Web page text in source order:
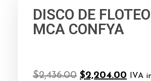
DISCO DE
MCA CONFYA
$2,436.00 $2,204.00 IVA